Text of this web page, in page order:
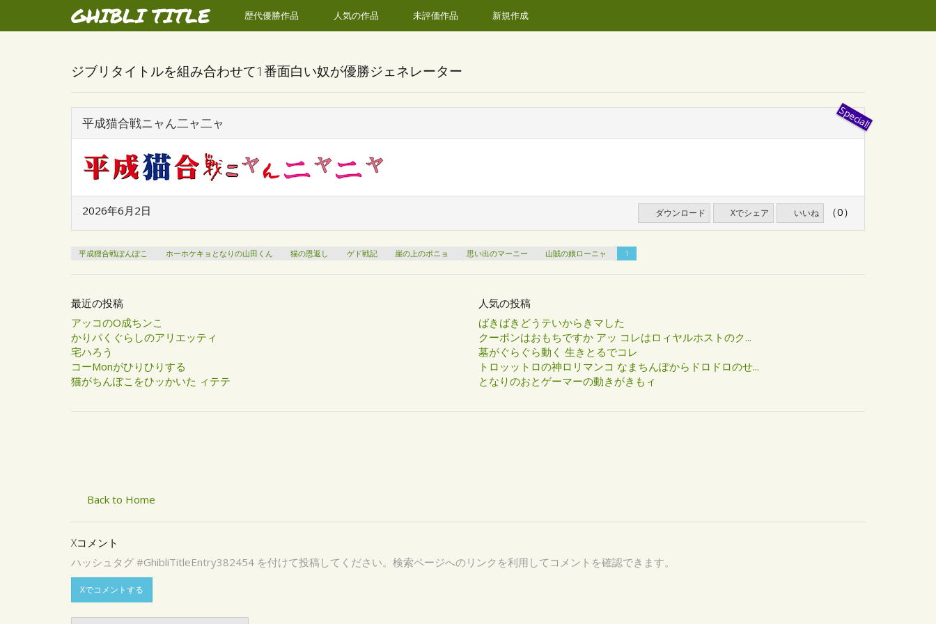
GHIBLI TITLE 歴代優勝作品 人気の作品 未評価作品 新規作成
ジブリタイトルを組み合わせて1番面白い奴が優勝ジェネレーター
平成猫合戦ニャん二ャ二ャ
2026年6月2日 ダウンロード Xでシェア いいね （0）
平成狸合戦ぽんぽこ ホーホケキョとなりの山田くん 猫の恩返し ゲド戦記 崖の上のポニョ 思い出のマーニー 山賊の娘ローニャ 1
最近の投稿
アッコのO成ちンこ
かりパくぐらしのアリエッティ
宅ハろう
コーMonがひりひりする
猫がちんぽこをひッかいた ィテテ
人気の投稿
ばきばきどうテいからきマした
クーポンはおもちですか アッ コレはロィヤルホストのク...
墓がぐらぐら動く 生きとるでコレ
トロッットロの神ロリマンコ なまちんぽからドロドロのせ...
となりのおとゲーマーの動きがきもィ
Back to Home
Xコメント
ハッシュタグ #GhibliTitleEntry382454 を付けて投稿してください。検索ページへのリンクを利用してコメントを確認できます。
Xでコメントする